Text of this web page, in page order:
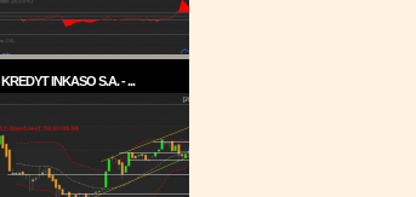
KREDYT INKASO S.A. - ...
każdym razie w ...